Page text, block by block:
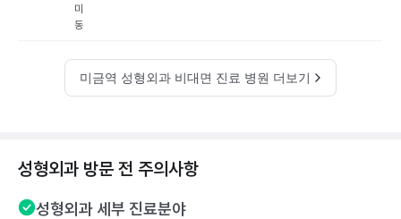
미
동
미금역 성형외과 비대면 진료 병원 더보기
성형외과 방문 전 주의사항
성형외과 세부 진료분야